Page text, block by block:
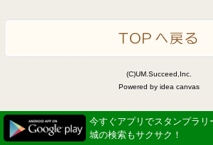
(C)UM.Succeed,Inc.
Powered by idea canvas
今すぐアプリでスタンプラリ
城の検索もサクサク！